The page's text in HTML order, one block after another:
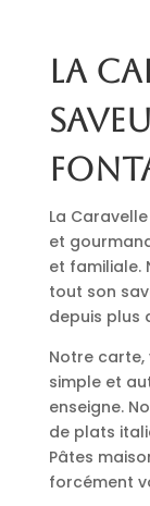
La
La
et
et familiale.
tout son
depuis plus
Notre
simple et
enseigne.
de plats
Pâtes
forcément